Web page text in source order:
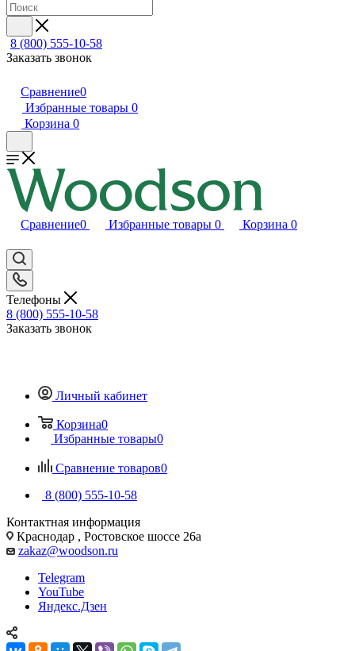
8 (800) 555-10-58
Заказать звонок
Сравнение0
Избранные товары 0
Корзина 0
Сравнение0 Избранные товары 0 Корзина 0
Телефоны
8 (800) 555-10-58
Заказать звонок
Личный кабинет
Корзина0
Избранные товары0
Сравнение товаров0
8 (800) 555-10-58
Контактная информация
Краснодар , Ростовское шоссе 26а
zakaz@woodson.ru
Telegram
YouTube
Яндекс.Дзен